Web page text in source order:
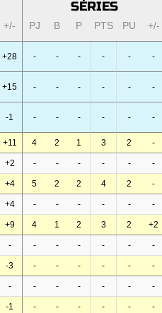
SÉRIES
+/- PJ B P PTS PU +/-
+28 - - - - - -
+15 - - - - - -
-1 - - - - - -
+11 4 2 1 3 2 -
+2 - - - - - -
+4 5 2 2 4 2 -
+4 - - - - - -
+9 4 1 2 3 2 +2
- - - - - - -
-3 - - - - - -
- - - - - - -
-1 - - - - - -